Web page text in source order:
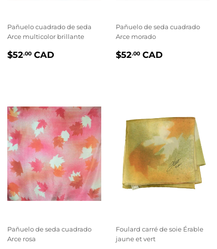
Pañuelo cuadrado de seda
Arce multicolor brillante
PRIX
$52.00 CAD
Pañuelo de seda cuadrado
Arce morado
PRIX
$52.00 CAD
Pañuelo de seda cuadrado
Arce rosa
Foulard carré de soie Érable
jaune et vert